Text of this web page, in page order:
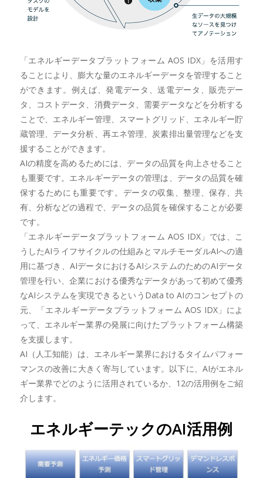
「エネルギーデータプラットフォーム AOS IDX」を活用す
ることにより、膨大な量のエネルギーデータを管理すること
ができます。例えば、発電データ、送電データ、販売デー
タ、コストデータ、消費データ、需要データなどを分析する
ことで、エネルギー管理、スマートグリッド、エネルギー貯
蔵管理、データ分析、再エネ管理、炭素排出量管理などを支
援することができます。
AIの精度を高めるためには、データの品質を向上させること
も重要です。エネルギーデータの管理は、データの品質を確
保するためにも重要です。データの収集、整理、保存、共
有、分析などの過程で、データの品質を確保することが必要
です。
「エネルギーデータプラットフォーム AOS IDX」では、こ
うしたAIライフサイクルの仕組みとマルチモーダルAIへの適
用に基づき、AIデータにおけるAIシステムのためのAIデータ
管理を行い、企業における優秀なデータがあって初めて優秀
なAIシステムを実現できるというData to AIのコンセプトの
元、「エネルギーデータプラットフォーム AOS IDX」によ
って、エネルギー業界の発展に向けたプラットフォーム構築
を支援します。
AI（人工知能）は、エネルギー業界におけるタイムパフォー
マンスの改善に大きく寄与しています。以下に、AIがエネル
ギー業界でどのように活用されているか、12の活用例をご紹
介します。
エネルギーテックのAI活用例